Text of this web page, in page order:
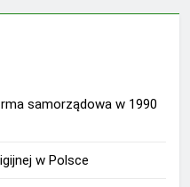
samorządowa w 1990
w Polsce